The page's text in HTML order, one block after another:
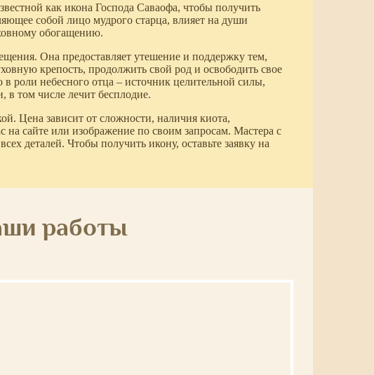
как икона Господа Саваофа, чтобы получить
собой лицо мудрого старца, влияет на души
обогащению.
Она предоставляет утешение и поддержку тем,
крепость, продолжить свой род и освободить свое
роли небесного отца – источник целительной силы,
в том числе лечит бесплодие.
Цена зависит от сложности, наличия киота,
на сайте или изображение по своим запросам. Мастера с
деталей. Чтобы получить икону, оставьте заявку на
работы